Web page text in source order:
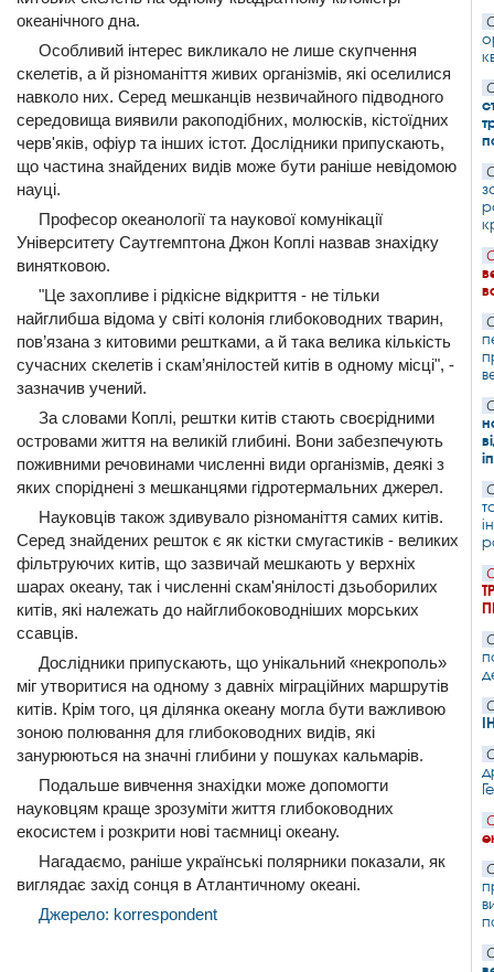
океанічного дна.
Особливий інтерес викликало не лише скупчення
скелетів, а й різноманіття живих організмів, які оселилися
навколо них. Серед мешканців незвичайного підводного
середовища виявили ракоподібних, молюсків, кістоїдних
черв'яків, офіур та інших істот. Дослідники припускають,
що частина знайдених видів може бути раніше невідомою
науці.
Професор океанології та наукової комунікації
Університету Саутгемптона Джон Коплі назвав знахідку
винятковою.
"Це захопливе і рідкісне відкриття - не тільки
найглибша відома у світі колонія глибоководних тварин,
пов’язана з китовими рештками, а й така велика кількість
сучасних скелетів і скам’янілостей китів в одному місці", -
зазначив учений.
За словами Коплі, рештки китів стають своєрідними
островами життя на великій глибині. Вони забезпечують
поживними речовинами численні види організмів, деякі з
яких споріднені з мешканцями гідротермальних джерел.
Науковців також здивувало різноманіття самих китів.
Серед знайдених решток є як кістки смугастиків - великих
фільтруючих китів, що зазвичай мешкають у верхніх
шарах океану, так і численні скам'янілості дзьоборилих
китів, які належать до найглибоководніших морських
ссавців.
Дослідники припускають, що унікальний «некрополь»
міг утворитися на одному з давніх міграційних маршрутів
китів. Крім того, ця ділянка океану могла бути важливою
зоною полювання для глибоководних видів, які
занурюються на значні глибини у пошуках кальмарів.
Подальше вивчення знахідки може допомогти
науковцям краще зрозуміти життя глибоководних
екосистем і розкрити нові таємниці океану.
Нагадаємо, раніше українські полярники показали, як
виглядає захід сонця в Атлантичному океані.
Джерело: korrespondent